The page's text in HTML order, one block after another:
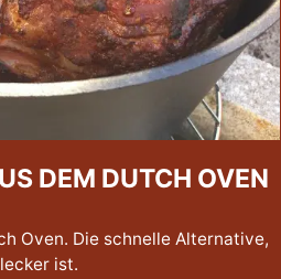
DEM DUTCH OVEN
Oven. Die schnelle Alternative,
ist.